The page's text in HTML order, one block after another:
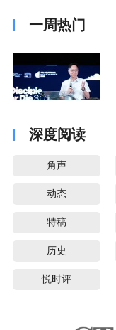
一周热门
深度阅读
角声
动态
特稿
历史
悦时评